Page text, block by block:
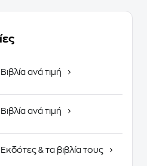
Βιβλία ανά τιμή
Βιβλία ανά τιμή
Εκδότες & τα βιβλία τους